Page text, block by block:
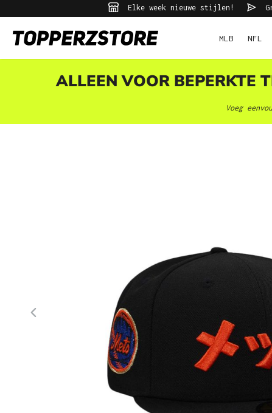
Ga naar de hoofdnavigatie
Elke week nieuwe stijlen!
MLB NFL
ALLEEN VOOR BEPERKTE
Voeg